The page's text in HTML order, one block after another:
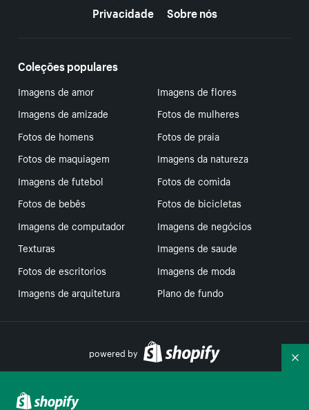
Privacidade
Sobre nós
Coleções populares
Imagens de amor
Imagens de flores
Imagens de amizade
Fotos de mulheres
Fotos de homens
Fotos de praia
Fotos de maquiagem
Imagens da natureza
Imagens de futebol
Fotos de comida
Fotos de bebês
Fotos de bicicletas
Imagens de computador
Imagens de negócios
Texturas
Imagens de saude
Fotos de escritorios
Imagens de moda
Imagens de arquitetura
Plano de fundo
powered by